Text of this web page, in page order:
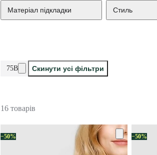
Матеріал підкладки Стиль
75B Скинути усі фільтри
16 товарів
−50% −50%